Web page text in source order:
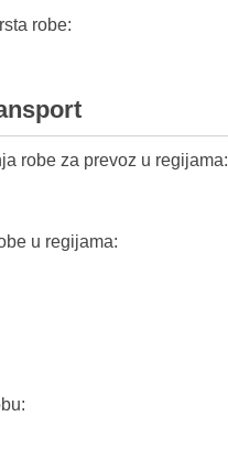
robe:
robe za prevoz u regijama:
u regijama: